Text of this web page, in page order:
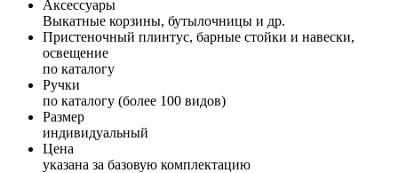
Аксессуары
Выкатные корзины, бутылочницы и др.
Пристеночный плинтус, барные стойки и навески,
освещение
по каталогу
Ручки
по каталогу (более 100 видов)
Размер
индивидуальный
Цена
указана за базовую комплектацию